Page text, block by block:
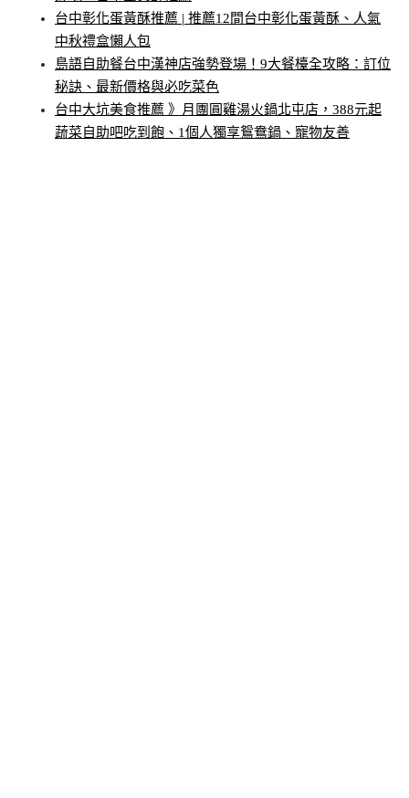
台中彰化蛋黃酥推薦 | 推薦12間台中彰化蛋黃酥、人氣
中秋禮盒懶人包
島語自助餐台中漢神店強勢登場！9大餐檯全攻略：訂位
秘訣、最新價格與必吃菜色
台中大坑美食推薦 》月團圓雞湯火鍋北屯店，388元起
蔬菜自助吧吃到飽、1個人獨享鴛鴦鍋、寵物友善